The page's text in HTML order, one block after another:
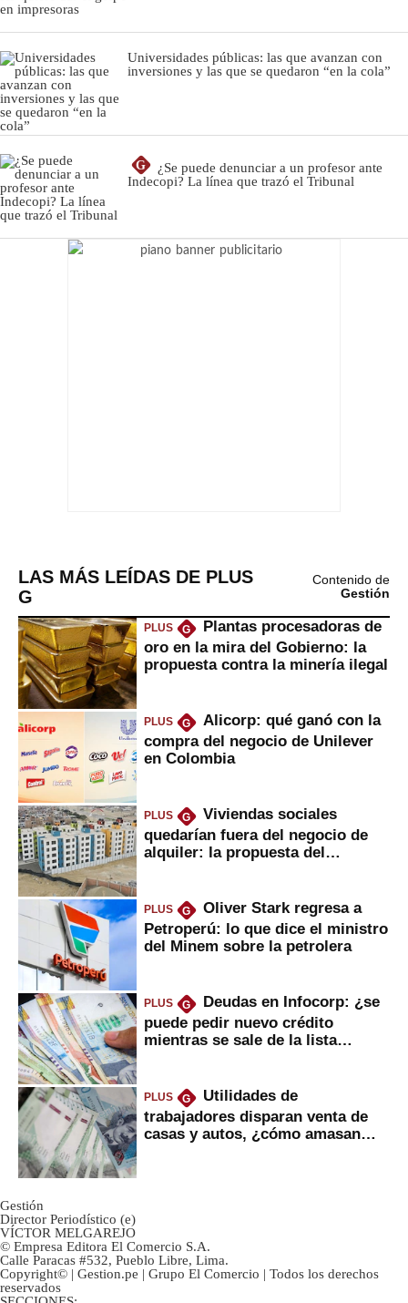
Universidades públicas: las que avanzan con
inversiones y las que se quedaron “en la cola”
G
¿Se puede denunciar a un profesor ante
Indecopi? La línea que trazó el Tribunal
LAS MÁS LEÍDAS DE PLUS
G
Contenido de
Gestión
PLUS G
Plantas procesadoras de
oro en la mira del Gobierno: la
propuesta contra la minería ilegal
PLUS G
Alicorp: qué ganó con la
compra del negocio de Unilever
en Colombia
PLUS G
Viviendas sociales
quedarían fuera del negocio de
alquiler: la propuesta del
PLUS G
Oliver Stark regresa a
Petroperú: lo que dice el ministro
del Minem sobre la petrolera
PLUS G
Deudas en Infocorp: ¿se
puede pedir nuevo crédito
mientras se sale de la lista
PLUS G
Utilidades de
trabajadores disparan venta de
casas y autos, ¿cómo amasan
Gestión
Director Periodístico (e)
VÍCTOR MELGAREJO
© Empresa Editora El Comercio S.A.
Calle Paracas #532, Pueblo Libre, Lima.
Copyright© | Gestion.pe | Grupo El Comercio | Todos los derechos
reservados